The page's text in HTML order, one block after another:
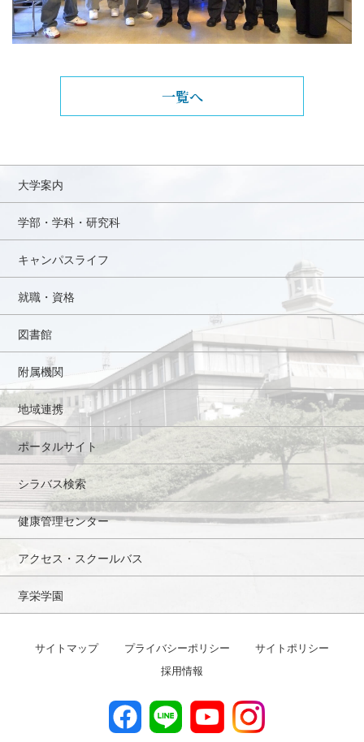
一覧へ
大学案内
学部・学科・研究科
キャンパスライフ
就職・資格
図書館
附属機関
地域連携
ポータルサイト
シラバス検索
健康管理センター
アクセス・スクールバス
享栄学園
サイトマップ プライバシーポリシー
サイトポリシー
採用情報